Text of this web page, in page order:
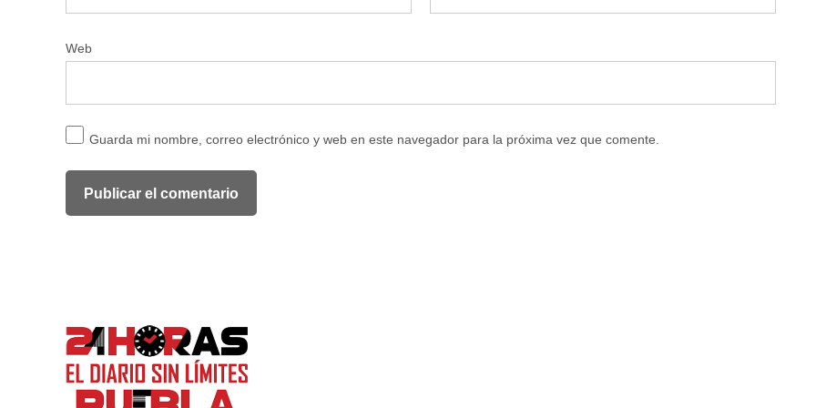
Web
Guarda mi nombre, correo electrónico y web en este navegador para la próxima vez que comente.